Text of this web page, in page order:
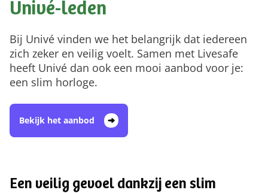
Univé-leden
Bij Univé vinden we het belangrijk dat iedereen
zich zeker en veilig voelt. Samen met Livesafe
heeft Univé dan ook een mooi aanbod voor je:
een slim horloge.
Bekijk het aanbod
Een veilig gevoel dankzij een slim